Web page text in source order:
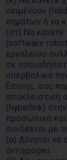
κειμένου»
σημάτων ή να
(στ) Να κάνετε
(software
εργαλείου
σε
υπερβολικά
Επίσης, σας
αποκλειστική
(hyperlink)
προσωπική
συνδέεται με
(α) Δύναται να
αντιγράφει